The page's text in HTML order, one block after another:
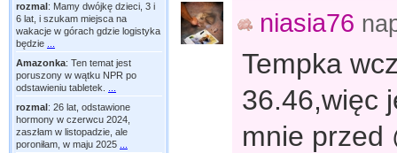
rozmal: Mamy dwójkę dzieci, 3 i
6 lat, i szukam miejsca na
wakacje w górach gdzie logistyka
będzie
Amazonka: Ten temat jest
poruszony w wątku NPR po
odstawieniu tabletek.
rozmal: 26 lat, odstawione
hormony w czerwcu 2024,
zaszłam w listopadzie, ale
poroniłam, w maju 2025
niasia76
Tempka
36.46,więc
mnie przed